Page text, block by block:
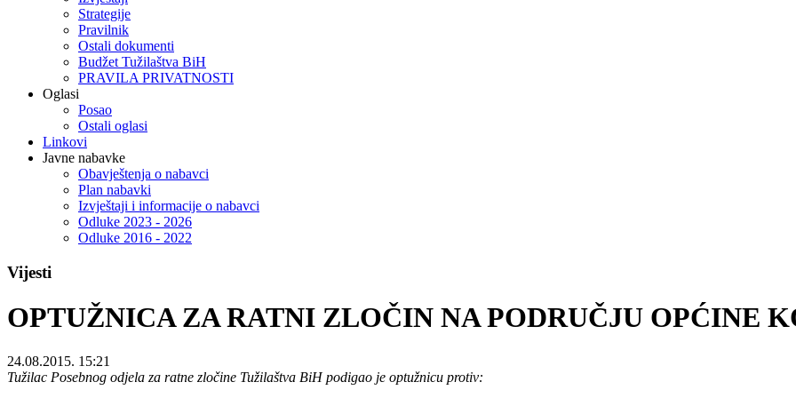
Strategije
Pravilnik
Ostali dokumenti
Budžet Tužilaštva BiH
PRAVILA PRIVATNOSTI
Oglasi
Posao
Ostali oglasi
Linkovi
Javne nabavke
Obavještenja o nabavci
Plan nabavki
Izvještaji i informacije o nabavci
Odluke 2023 - 2026
Odluke 2016 - 2022
Vijesti
OPTUŽNICA ZA RATNI ZLOČIN NA PODRUČJU OPĆINE
24.08.2015. 15:21
Tužilac Posebnog odjela za ratne zločine Tužilaštva BiH podigao je optužnicu protiv: